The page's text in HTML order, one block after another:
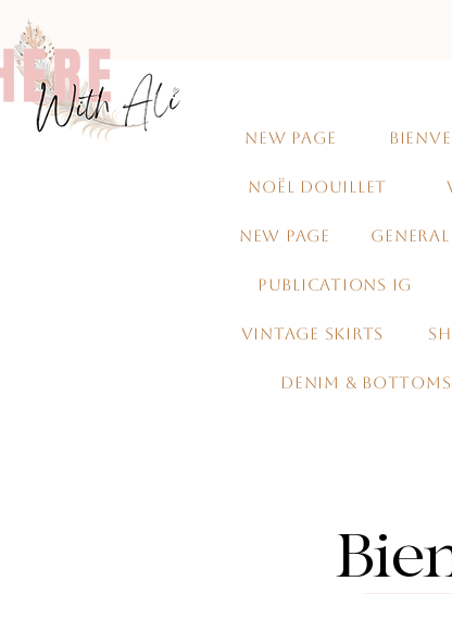
NEW PAGE
NOËL DOUILLET
NEW PAGE GENERAL
PUBLICATIONS IG
VINTAGE SKIRTS
DENIM & BOTTOMS